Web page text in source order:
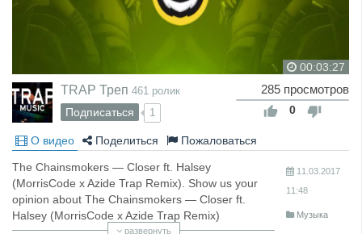
00:03:27
TRAP Треп 461 ролик
Подписаться 1
285 просмотров
0
О видео Поделиться Пожаловаться
The Chainsmokers — Closer ft. Halsey
(MorrisCode x Azide Trap Remix). Show us your
opinion about The Chainsmokers — Closer ft.
Halsey (MorrisCode x Azide Trap Remix)
развернуть
11.03.2017
11:48
Музыка